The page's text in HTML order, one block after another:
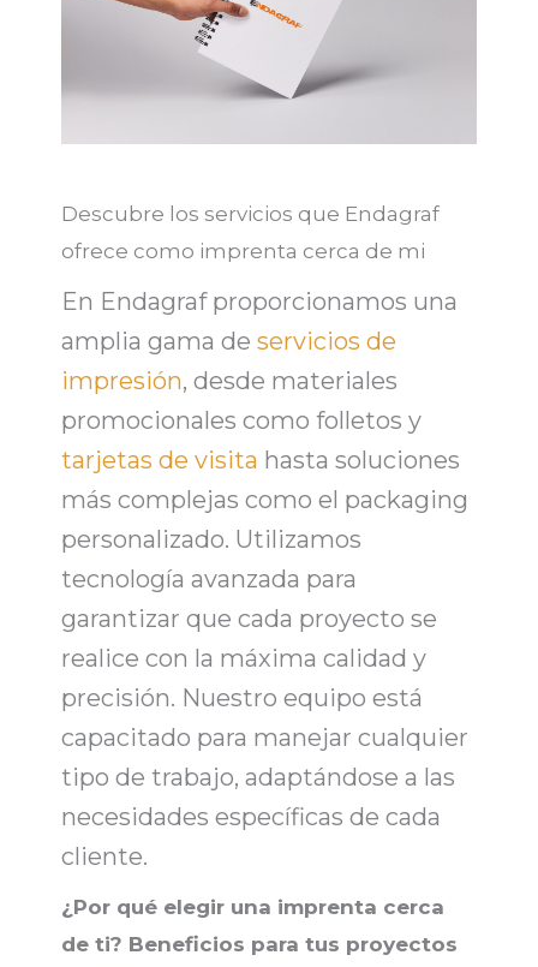
Descubre los servicios que Endagraf
ofrece como imprenta cerca de mi
En Endagraf proporcionamos una
amplia gama de servicios de
impresión, desde materiales
promocionales como folletos y
tarjetas de visita hasta soluciones
más complejas como el packaging
personalizado. Utilizamos
tecnología avanzada para
garantizar que cada proyecto se
realice con la máxima calidad y
precisión. Nuestro equipo está
capacitado para manejar cualquier
tipo de trabajo, adaptándose a las
necesidades específicas de cada
cliente.
¿Por qué elegir una imprenta cerca
de ti? Beneficios para tus proyectos